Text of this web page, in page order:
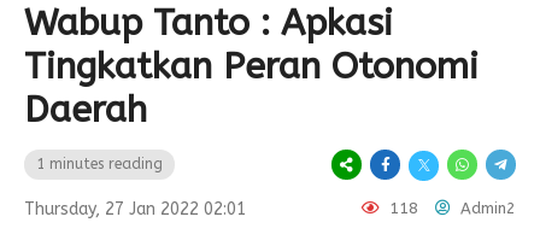
Wabup Tanto : Apkasi
Tingkatkan Peran Otonomi
Daerah
1 minutes reading
Thursday, 27 Jan 2022 02:01 118 Admin2